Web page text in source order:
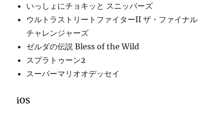
いっしょにチョキッと スニッパーズ
ウルトラストリートファイターII ザ・ファイナル
チャレンジャーズ
ゼルダの伝説 Bless of the Wild
スプラトゥーン2
スーパーマリオオデッセイ
iOS